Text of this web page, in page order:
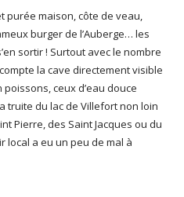
purée maison, côte de veau,
burger de l’Auberge… les
sortir ! Surtout avec le nombre
la cave directement visible
ceux d’eau douce
truite du lac de Villefort non loin
Pierre, des Saint Jacques ou du
local a eu un peu de mal à